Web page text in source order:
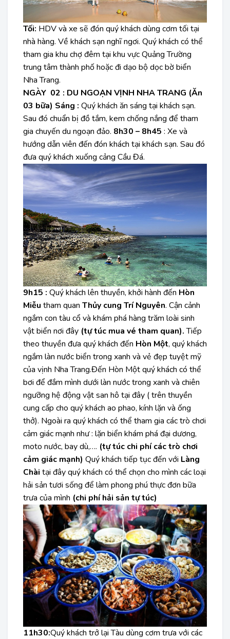
Tối: HDV và xe sẽ đón quý khách dùng cơm tối tại
nhà hàng. Về khách sạn nghĩ ngơi. Quý khách có thể
tham gia khu chợ đêm tại khu vực Quảng Trường
trung tâm thành phố hoặc đi dạo bộ dọc bờ biển
Nha Trang.
NGÀY 02 : DU NGOẠN VỊNH NHA TRANG (Ăn
03 bữa) Sáng : Quý khách ăn sáng tại khách sạn.
Sau đó chuẩn bị đồ tắm, kem chống nắng để tham
gia chuyến du ngoạn đảo. 8h30 – 8h45 : Xe và
hướng dẫn viên đến đón khách tại khách sạn. Sau đó
đưa quý khách xuống cảng Cầu Đá.
9h15 : Quý khách lên thuyền, khởi hành đến Hòn
Miễu tham quan Thủy cung Trí Nguyên. Cận cảnh
ngắm con tàu cổ và khám phá hàng trăm loài sinh
vật biển nơi đây (tự túc mua vé tham quan).Tiếp
theo thuyền đưa quý khách đến Hòn Một, quý khách
ngắm làn nước biển trong xanh và vẻ đẹp tuyệt mỹ
của vịnh Nha Trang.Đến Hòn Một quý khách có thể
bơi để đắm mình dưới làn nước trong xanh và chiên
ngưỡng hệ động vật san hô tại đây ( trên thuyền
cung cấp cho quý khách ao phao, kính lặn và ống
thở). Ngoài ra quý khách có thể tham gia các trò chơi
cảm giác mạnh như : lặn biển khám phá đại dương,
moto nước, bay dù,…. (tự túc chi phí các trò chơi
cảm giác mạnh) Quý khách tiếp tục đến với Làng
Chài tại đây quý khách có thể chọn cho mình các loại
hải sản tươi sống để làm phong phú thực đơn bữa
trưa của mình (chi phí hải sản tự túc)
11h30:Quý khách trở lại Tàu dùng cơm trưa với các